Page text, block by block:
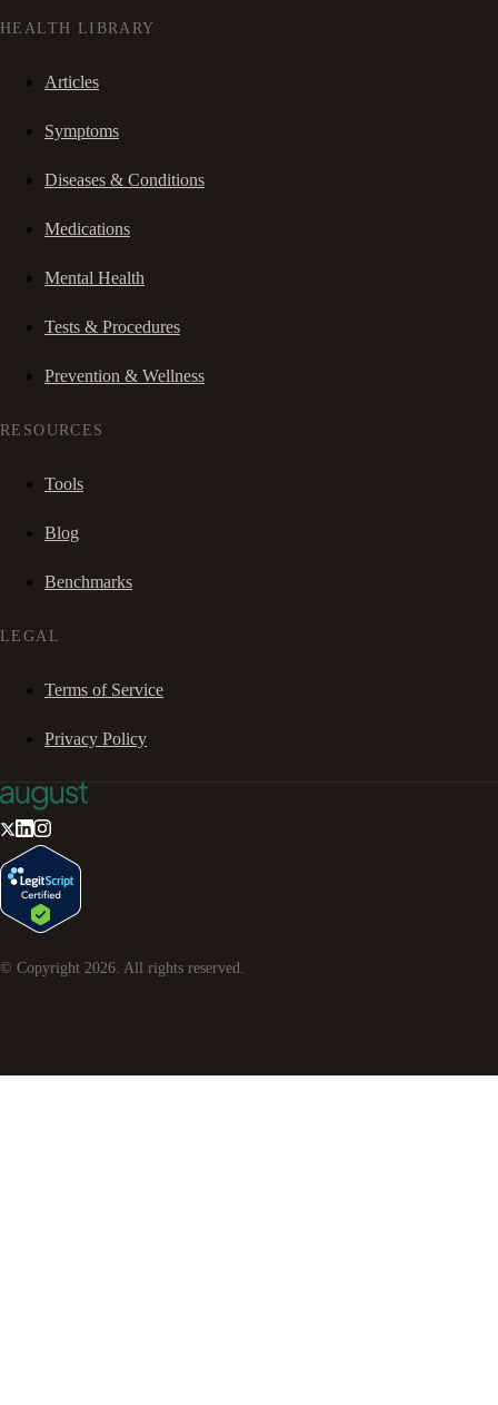
HEALTH LIBRARY
Articles
Symptoms
Diseases & Conditions
Medications
Mental Health
Tests & Procedures
Prevention & Wellness
RESOURCES
Tools
Blog
Benchmarks
LEGAL
Terms of Service
Privacy Policy
© Copyright 2026 . All rights reserved.